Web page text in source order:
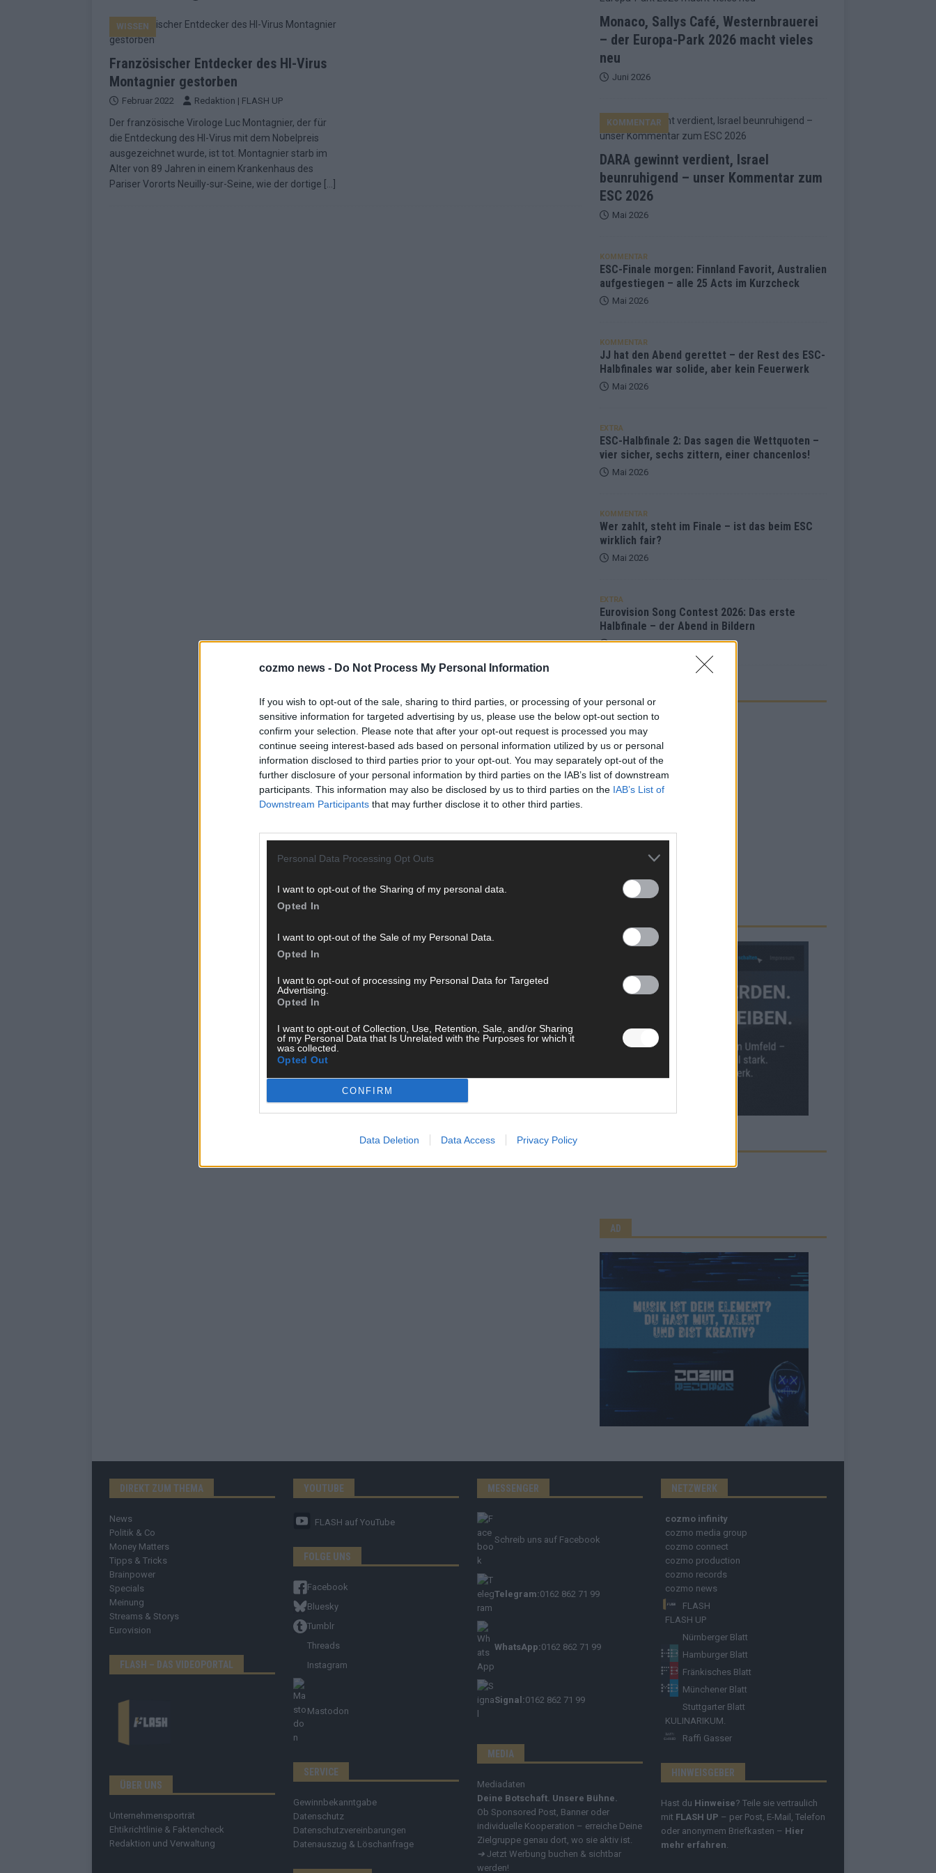
cozmo news - Do Not Process My Personal Information
If you wish to opt-out of the sale, sharing to third parties, or processing of your personal or
sensitive information for targeted advertising by us, please use the below opt-out section to
confirm your selection. Please note that after your opt-out request is processed you may
continue seeing interest-based ads based on personal information utilized by us or personal
information disclosed to third parties prior to your opt-out. You may separately opt-out of the
further disclosure of your personal information by third parties on the IAB’s list of downstream
participants. This information may also be disclosed by us to third parties on the IAB’s List of
Downstream Participants that may further disclose it to other third parties.
Personal Data Processing Opt Outs
I want to opt-out of the Sharing of my personal data.
Opted In
I want to opt-out of the Sale of my Personal Data.
Opted In
I want to opt-out of processing my Personal Data for Targeted
Advertising.
Opted In
I want to opt-out of Collection, Use, Retention, Sale, and/or Sharing
of my Personal Data that Is Unrelated with the Purposes for which it
was collected.
Opted Out
CONFIRM
Data Deletion Data Access Privacy Policy
[ Mai 2026 ] ESC-Finale morgen: Finnland Favorit, Australien aufgestiegen – alle 25 Acts im Kurzcheck
[ Mai 2026 ] „Douze Points“ – wie eine Zahl zur Ikone wurde: 70 Jahre ESC-Wertungsgeschichte!
EUROVISION
[ Mai 2026 ] Das ESC-Finale ist komplett – 26 Länder wollen den Sieg in Wien
[ Mai 2026 ] JJ hat den Abend gerettet – der Rest des ESC-Halbfinales war solide, aber kein Feuerwerk
KOMMENTAR
WISSEN
Französischer Entdecker des HI-Virus
Montagnier gestorben
Februar 2022 Redaktion | FLASH UP
Der französische Virologe Luc Montagnier, der für
die Entdeckung des HI-Virus mit dem Nobelpreis
ausgezeichnet wurde, ist tot. Montagnier starb im
Alter von 89 Jahren in einem Krankenhaus des
Pariser Vororts Neuilly-sur-Seine, wie der dortige
Monaco, Sallys Café, Westernbrauerei
– der Europa-Park 2026 macht vieles
neu
Juni 2026
DARA gewinnt verdient, Israel
beunruhigend – unser Kommentar zum
ESC 2026
KOMMENTAR
Mai 2026
KOMMENTAR
ESC-Finale morgen: Finnland Favorit, Australien
aufgestiegen – alle 25 Acts im Kurzcheck
Mai 2026
KOMMENTAR
JJ hat den Abend gerettet – der Rest des ESC-
Halbfinales war solide, aber kein Feuerwerk
Mai 2026
EXTRA
ESC-Halbfinale 2: Das sagen die Wettquoten –
vier sicher, sechs zittern, einer chancenlos!
Mai 2026
KOMMENTAR
Wer zahlt, steht im Finale – ist das beim ESC
wirklich fair?
Mai 2026
EXTRA
Eurovision Song Contest 2026: Das erste
Halbfinale – der Abend in Bildern
Mai 2026
AD
DIREKT ZUM THEMA
News
Politik & Co
Money Matters
Tipps & Tricks
Brainpower
Specials
Meinung
Streams & Storys
Eurovision
FLASH – DAS VIDEOPORTAL
ÜBER UNS
Unternehmensporträt
Ehtikrichtlinie & Faktencheck
Redaktion und Verwaltung
YOUTUBE
FLASH auf YouTube
FOLGE UNS
Facebook
Bluesky
Tumblr
Threads
Instagram
Mastodon
SERVICE
Gewinnbekanntgabe
Datenschutz
Datenschutzvereinbarungen
Datenauszug & Löschanfrage
MESSENGER
Schreib uns auf Facebook
Telegram:0162 862 71 99
WhatsApp:0162 862 71 99
Signal:0162 862 71 99
MEDIA
Mediadaten
Deine Botschaft. Unsere Bühne.
Ob Sponsored Post, Banner oder
individuelle Kooperation – erreiche Deine
Zielgruppe genau dort, wo sie aktiv ist.
➔ Jetzt Werbung buchen & sichtbar
werden!
NETZWERK
cozmo infinity
cozmo media group
cozmo connect
cozmo production
cozmo records
cozmo news
FLASH
FLASH UP
Nürnberger Blatt
Hamburger Blatt
Fränkisches Blatt
Münchener Blatt
Stuttgarter Blatt
KULINARIKUM.
Raffi Gasser
HINWEISGEBER
Hast du Hinweise? Teile sie vertraulich
mit FLASH UP – per Post, E-Mail, Telefon
oder anonymem Briefkasten – Hier
mehr erfahren